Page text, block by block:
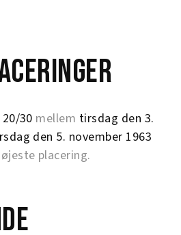
30 mellem tirsdag den 3.
den 5. november 1963
placering.